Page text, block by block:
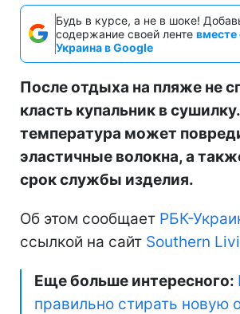
Будь в курсе, а не в шоке!
содержание своей ленте вместе
Украина в Google
После отдыха на пляже не
класть купальник в
температура может
эластичные волокна, а
срок службы изделия.
Об этом сообщает РБК-
ссылкой на сайт Southern
Еще больше интересного:
правильно стирать новую